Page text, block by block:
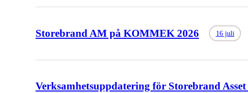
Storebrand AM på KOMMEK 2026 16 juli
Verksamhetsuppdatering för Storebrand